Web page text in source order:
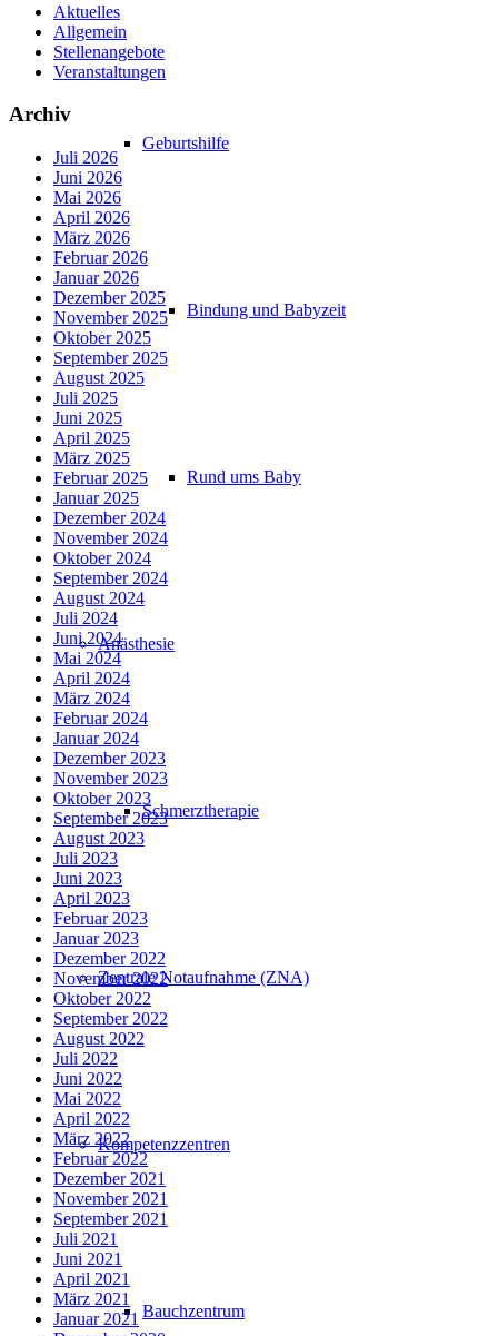
Geburtshilfe
Bindung und Babyzeit
Rund ums Baby
Anästhesie
Schmerztherapie
Zentrale Notaufnahme (ZNA)
Kompetenzzentren
Bauchzentrum
Aktuelles
Allgemein
Stellenangebote
Veranstaltungen
Archiv
Juli 2026
Juni 2026
Mai 2026
April 2026
März 2026
Februar 2026
Januar 2026
Dezember 2025
November 2025
Oktober 2025
September 2025
August 2025
Juli 2025
Juni 2025
April 2025
März 2025
Februar 2025
Januar 2025
Dezember 2024
November 2024
Oktober 2024
September 2024
August 2024
Juli 2024
Juni 2024
Mai 2024
April 2024
März 2024
Februar 2024
Januar 2024
Dezember 2023
November 2023
Oktober 2023
September 2023
August 2023
Juli 2023
Juni 2023
April 2023
Februar 2023
Januar 2023
Dezember 2022
November 2022
Oktober 2022
September 2022
August 2022
Juli 2022
Juni 2022
Mai 2022
April 2022
März 2022
Februar 2022
Dezember 2021
November 2021
September 2021
Juli 2021
Juni 2021
April 2021
März 2021
Januar 2021